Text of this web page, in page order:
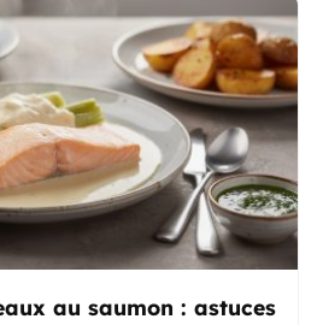
au saumon : astuces